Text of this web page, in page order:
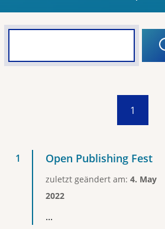
1
Open Publishing Fest
zuletzt geändert am: 4. May
2022
...